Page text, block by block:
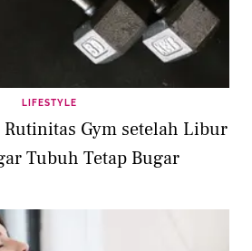
LIFESTYLE
Rutinitas Gym setelah Libur
Tubuh Tetap Bugar